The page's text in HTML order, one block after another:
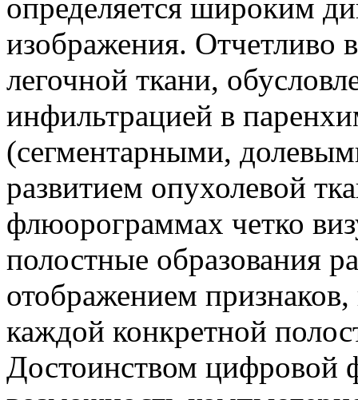
определяется широким
изображения. Отчетливо
легочной ткани,
инфильтрацией в
(сегментарными,
развитием опухолевой
флюорограммах четко
полостные образования
отображением
каждой конкретной
Достоинством цифровой